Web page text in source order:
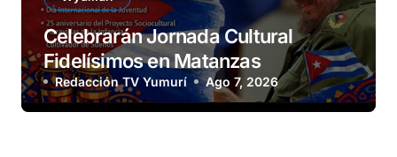
Celebrarán Jornada Cultural
Fidelísimos en Matanzas
Redacción TV Yumurí Ago 7, 2026